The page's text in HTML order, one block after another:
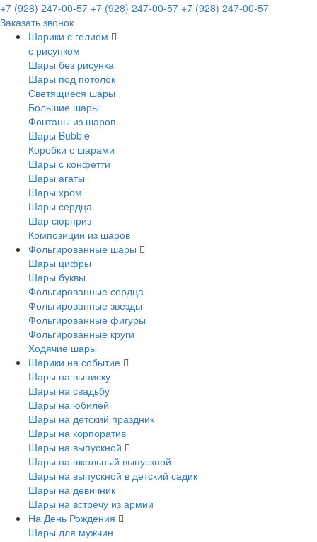
+7 (928) 247-00-57 +7 (928) 247-00-57 +7 (928) 247-00-57
Заказать звонок
Шарики с гелием
с рисунком
Шары без рисунка
Шары под потолок
Светящиеся шары
Большие шары
Фонтаны из шаров
Шары Bubble
Коробки с шарами
Шары с конфетти
Шары агаты
Шары хром
Шары сердца
Шар сюрприз
Композиции из шаров
Фольгированные шары
Шары цифры
Шары буквы
Фольгированные сердца
Фольгированные звезды
Фольгированные фигуры
Фольгированные круги
Ходячие шары
Шарики на событие
Шары на выписку
Шары на свадьбу
Шары на юбилей
Шары на детский праздник
Шары на корпоратив
Шары на выпускной
Шары на школьный выпускной
Шары на выпускной в детский садик
Шары на девичник
Шары на встречу из армии
На День Рождения
Шары для мужчин